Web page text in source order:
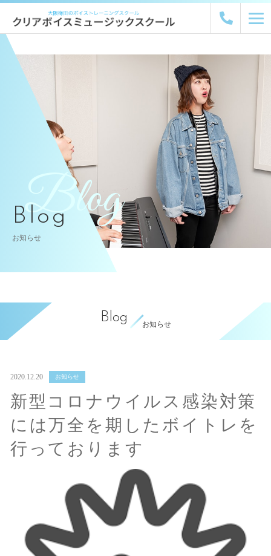
Blog
Blog
お知らせ
Blog
お知らせ
2020.12.20 お知らせ
新型コロナウイルス感染対策
には万全を期したボイトレを
行っております